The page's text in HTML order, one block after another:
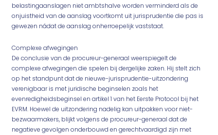
belastingaanslagen niet ambtshalve worden verminderd als de
onjuistheid van de aanslag voortkomt uit jurisprudentie die pas is
gewezen nádat de aanslag onherroepelijk vaststaat.
Complexe afwegingen
De conclusie van de procureur-generaal weerspiegelt de
complexe afwegingen die spelen bij dergelijke zaken. Hij stelt zich
op het standpunt dat de nieuwe-jurisprudentie-uitzondering
verenigbaar is met juridische beginselen zoals het
evenredigheidsbeginsel en artikel 1 van het Eerste Protocol bij het
EVRM. Hoewel de uitzondering nadelig kan uitpakken voor niet-
bezwaarmakers, blijkt volgens de procureur-generaal dat de
negatieve gevolgen onderbouwd en gerechtvaardigd zijn met